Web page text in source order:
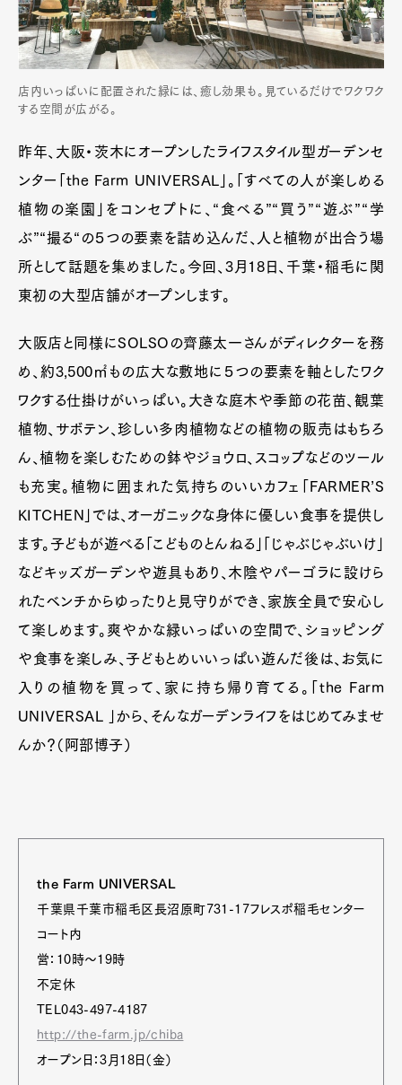
店内いっぱいに配置された緑には、癒し効果も。見ているだけでワクワク
する空間が広がる。
昨年、大阪・茨木にオープンしたライフスタイル型ガーデンセ
ンター「the Farm UNIVERSAL」。「すべての人が楽しめる
植物の楽園」をコンセプトに、“食べる”“買う”“遊ぶ”“学
ぶ”“撮る“の５つの要素を詰め込んだ、人と植物が出合う場
所として話題を集めました。今回、3月18日、千葉・稲毛に関
東初の大型店舗がオープンします。
大阪店と同様にSOLSOの齊藤太一さんがディレクターを務
め、約3,500㎡もの広大な敷地に５つの要素を軸としたワク
ワクする仕掛けがいっぱい。大きな庭木や季節の花苗、観葉
植物、サボテン、珍しい多肉植物などの植物の販売はもちろ
ん、植物を楽しむための鉢やジョウロ、スコップなどのツール
も充実。植物に囲まれた気持ちのいいカフェ「FARMER’S
KITCHEN」では、オーガニックな身体に優しい食事を提供し
ます。子どもが遊べる「こどものとんねる」「じゃぶじゃぶいけ」
などキッズガーデンや遊具もあり、木陰やパーゴラに設けら
れたベンチからゆったりと見守りができ、家族全員で安心し
て楽しめます。爽やかな緑いっぱいの空間で、ショッピング
や食事を楽しみ、子どもとめいいっぱい遊んだ後は、お気に
入りの植物を買って、家に持ち帰り育てる。「the Farm
UNIVERSAL 」から、そんなガーデンライフをはじめてみませ
んか？（阿部博子）
the Farm UNIVERSAL
千葉県千葉市稲毛区長沼原町731-17フレスポ稲毛センター
コート内
営：10時〜19時
不定休
TEL043-497-4187
http://the-farm.jp/chiba
オープン日：3月18日（金）